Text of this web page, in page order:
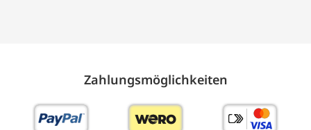
Zahlungs­möglich­keiten